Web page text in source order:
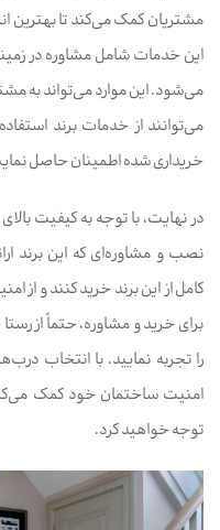
مشتریان کمک می‌کند تا بهترین
این خدمات شامل مشاوره در
می‌شود. این موارد می‌تواند به
می‌توانند از خدمات برند
خریداری شده اطمینان حاصل
در نهایت، با توجه به کیفیت
نصب و مشاوره‌ای که این برند
کامل از این برند خرید کنند و از
برای خرید و مشاوره، حتماً از
را تجربه نمایید. با انتخاب
امنیت ساختمان خود کمک
توجه خواهید کرد.